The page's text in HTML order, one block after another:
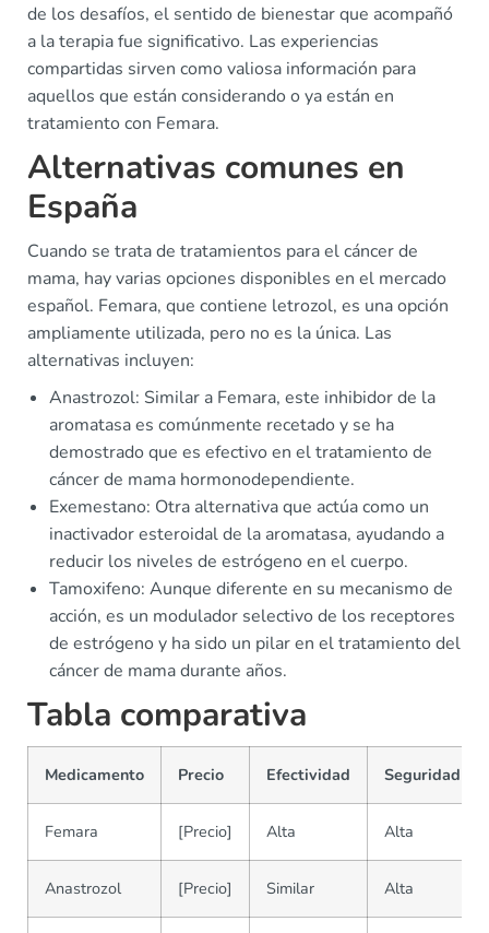
de los desafíos, el sentido de bienestar que acompañó
a la terapia fue significativo. Las experiencias
compartidas sirven como valiosa información para
aquellos que están considerando o ya están en
tratamiento con Femara.
Alternativas comunes en
España
Cuando se trata de tratamientos para el cáncer de
mama, hay varias opciones disponibles en el mercado
español. Femara, que contiene letrozol, es una opción
ampliamente utilizada, pero no es la única. Las
alternativas incluyen:
Anastrozol: Similar a Femara, este inhibidor de la
aromatasa es comúnmente recetado y se ha
demostrado que es efectivo en el tratamiento de
cáncer de mama hormonodependiente.
Exemestano: Otra alternativa que actúa como un
inactivador esteroidal de la aromatasa, ayudando a
reducir los niveles de estrógeno en el cuerpo.
Tamoxifeno: Aunque diferente en su mecanismo de
acción, es un modulador selectivo de los receptores
de estrógeno y ha sido un pilar en el tratamiento del
cáncer de mama durante años.
Tabla comparativa
Medicamento Precio Efectividad Seguridad
Femara [Precio] Alta Alta
Anastrozol [Precio] Similar Alta